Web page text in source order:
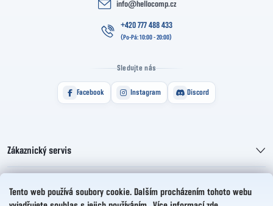
Tento web používá soubory cookie. Dalším procházením tohoto webu
info@hellocomp.cz
+420 777 488 433
Sledujte nás
Facebook Instagram Discord
Zákaznický servis